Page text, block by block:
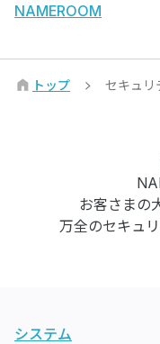
NAMEROOM
トップ セキュリ
お客さまの
万全のセキュ
システム